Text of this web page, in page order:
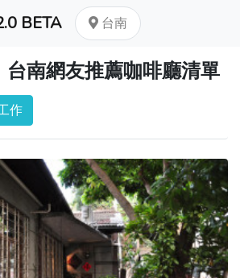
BETA 台南
台南網友推薦咖啡廳清單
作